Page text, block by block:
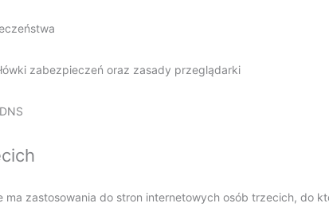
zabezpieczeń oraz zasady przeglądarki
ma zastosowania do stron internetowych osób trzecich, do